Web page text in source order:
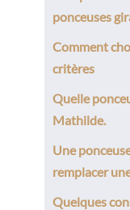
ponceuses
Comment
critères
Quelle
Mathilde.
Une
remplacer
Quelques